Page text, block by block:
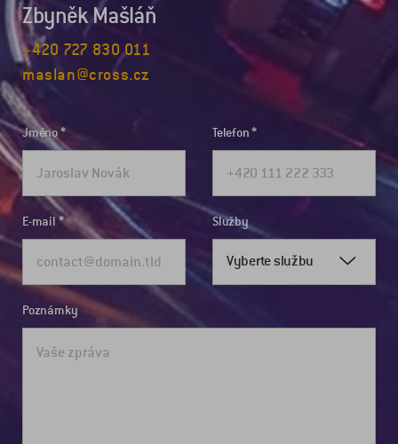
Zbyněk Mašláň
+420 727 830 011
maslan@cross.cz
Jméno Telefon
E-mail Služby
Vyberte službu
Poznámky